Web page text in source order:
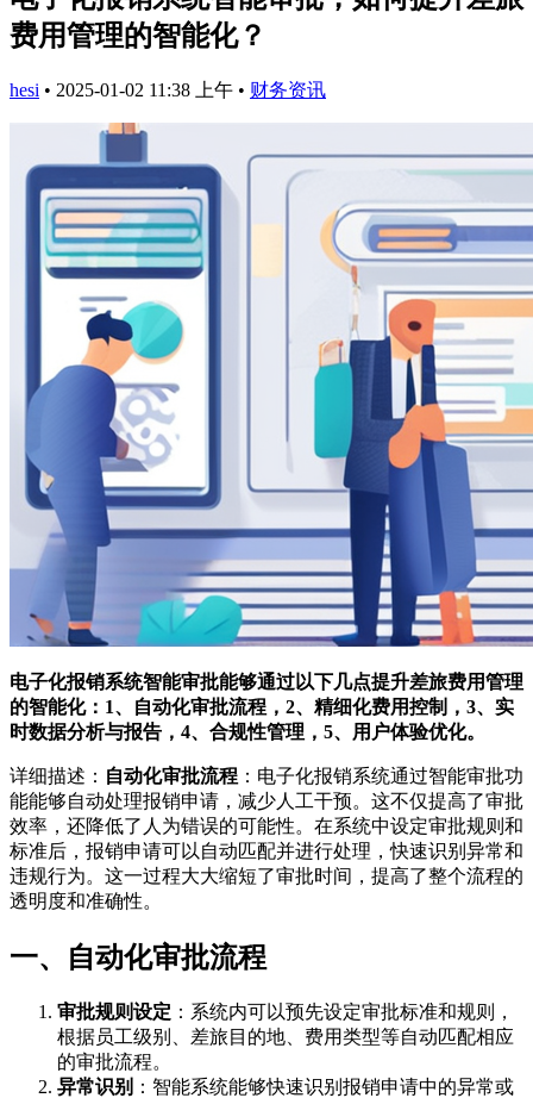
费用管理的智能化？
hesi • 2025-01-02 11:38 上午 • 财务资讯
电子化报销系统智能审批能够通过以下几点提升差旅费用管理
的智能化：1、自动化审批流程，2、精细化费用控制，3、实
时数据分析与报告，4、合规性管理，5、用户体验优化。
详细描述： 自动化审批流程 ：电子化报销系统通过智能审批功
能能够自动处理报销申请，减少人工干预。这不仅提高了审批
效率，还降低了人为错误的可能性。在系统中设定审批规则和
标准后，报销申请可以自动匹配并进行处理，快速识别异常和
违规行为。这一过程大大缩短了审批时间，提高了整个流程的
透明度和准确性。
一、自动化审批流程
审批规则设定 ：系统内可以预先设定审批标准和规则，
根据员工级别、差旅目的地、费用类型等自动匹配相应
的审批流程。
异常识别 ：智能系统能够快速识别报销申请中的异常或